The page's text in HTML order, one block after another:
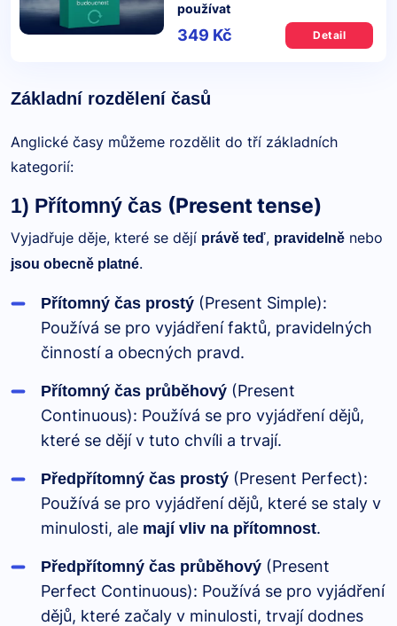
používat
349 Kč Detail
Základní rozdělení časů
Anglické časy můžeme rozdělit do tří základních
kategorií:
1) Přítomný čas (Present tense)
Vyjadřuje děje, které se dějí právě teď, pravidelně nebo
jsou obecně platné.
Přítomný čas prostý (Present Simple):
Používá se pro vyjádření faktů, pravidelných
činností a obecných pravd.
Přítomný čas průběhový (Present
Continuous): Používá se pro vyjádření dějů,
které se dějí v tuto chvíli a trvají.
Předpřítomný čas prostý (Present Perfect):
Používá se pro vyjádření dějů, které se staly v
minulosti, ale mají vliv na přítomnost.
Předpřítomný čas průběhový (Present
Perfect Continuous): Používá se pro vyjádření
dějů, které začaly v minulosti, trvají dodnes